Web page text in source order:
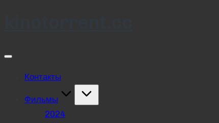
Контакты
Фильмы
2024